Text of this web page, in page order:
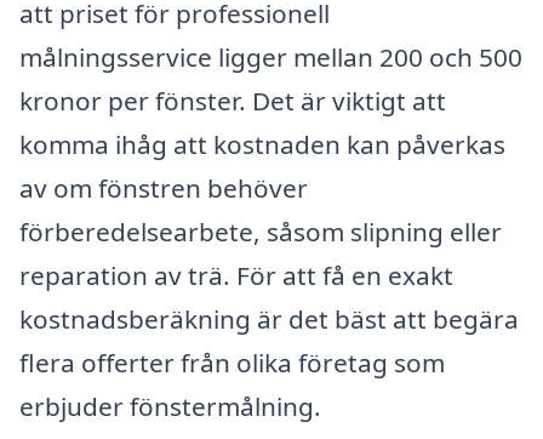
att priset för professionell
målningsservice ligger mellan 200 och 500
kronor per fönster. Det är viktigt att
komma ihåg att kostnaden kan påverkas
av om fönstren behöver
förberedelsearbete, såsom slipning eller
reparation av trä. För att få en exakt
kostnadsberäkning är det bäst att begära
flera offerter från olika företag som
erbjuder fönstermålning.